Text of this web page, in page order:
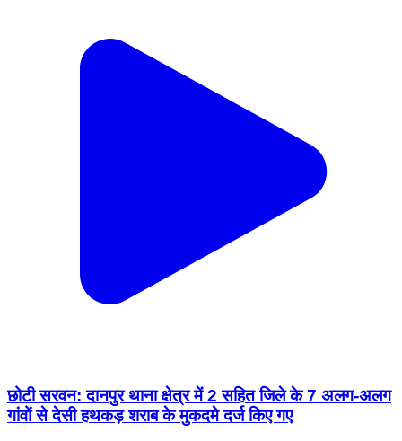
छोटी सरवन: दानपुर थाना क्षेत्र में 2 सहित जिले के 7 अलग-अलग
गांवों से देसी हथकड़ शराब के मुकदमे दर्ज किए गए